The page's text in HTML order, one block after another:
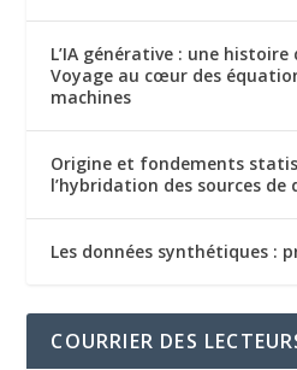
L’IA générative : une
Voyage au cœur des
machines
Origine et fondements
l’hybridation des sources de
Les données synthétiques :
COURRIER DES